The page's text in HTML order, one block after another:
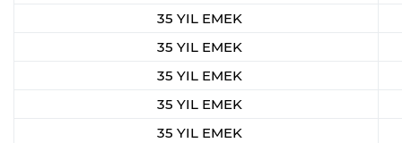
35 YIL EMEK
35 YIL EMEK
35 YIL EMEK
35 YIL EMEK
35 YIL EMEK